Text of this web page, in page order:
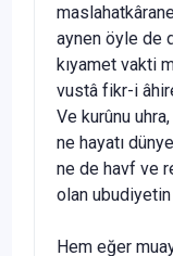
aynen öyle de
kıyamet vakti
vustâ fikr-i
Ve kurûnu
ne hayatı
ne de havf ve
olan
Hem eğer